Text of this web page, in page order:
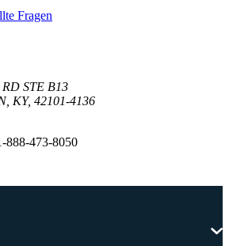
Fragen
STE B13
KY, 42101-4136
888-473-8050